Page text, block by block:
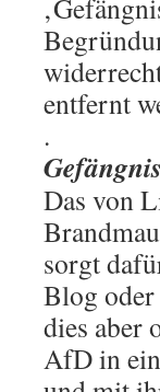
entfernt
.
Das von
sorgt
Blog
dies aber
AfD in